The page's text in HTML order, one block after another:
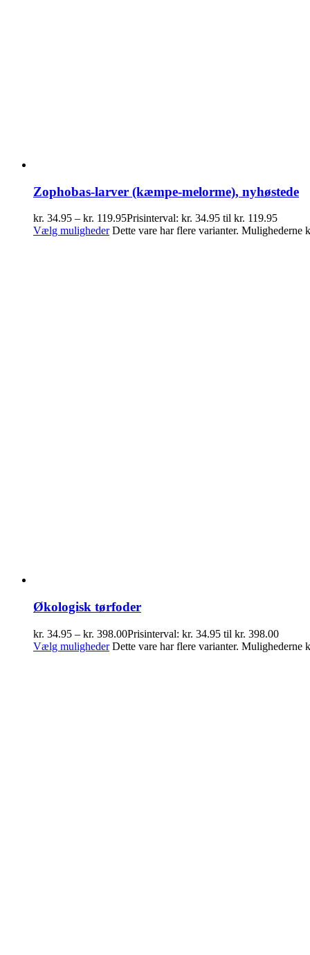
Zophobas-larver (kæmpe-melorme), nyhøstede
kr. 34.95 – kr. 119.95Prisinterval: kr. 34.95 til kr. 119.95
Vælg muligheder Dette vare har flere varianter. Mulighederne
Økologisk tørfoder
kr. 34.95 – kr. 398.00Prisinterval: kr. 34.95 til kr. 398.00
Vælg muligheder Dette vare har flere varianter. Mulighederne